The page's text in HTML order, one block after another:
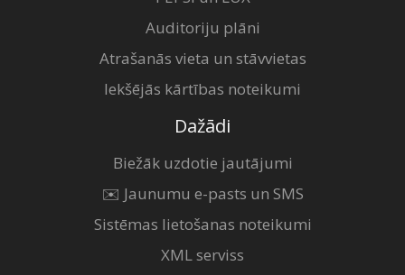
Auditoriju plāni
Atrašanās vieta un stāvvietas
Iekšējās kārtības noteikumi
Dažādi
Biežāk uzdotie jautājumi
✉️ Jaunumu e-pasts un SMS
Sistēmas lietošanas noteikumi
XML serviss